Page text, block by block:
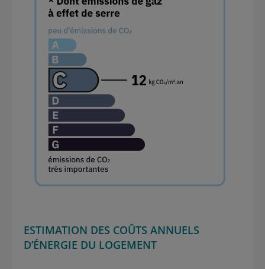
12
ESTIMATION DES COÛTS ANNUELS
D’ÉNERGIE DU LOGEMENT